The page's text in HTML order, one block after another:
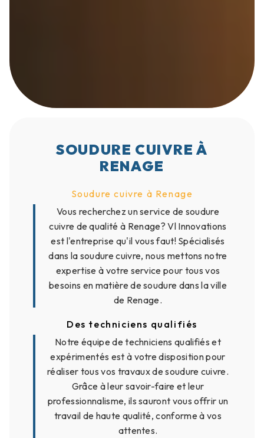
SOUDURE CUIVRE À
RENAGE
Soudure cuivre à Renage
Vous recherchez un service de soudure
cuivre de qualité à Renage? Vl Innovations
est l'entreprise qu'il vous faut! Spécialisés
dans la soudure cuivre, nous mettons notre
expertise à votre service pour tous vos
besoins en matière de soudure dans la ville
de Renage.
Des techniciens qualifiés
Notre équipe de techniciens qualifiés et
expérimentés est à votre disposition pour
réaliser tous vos travaux de soudure cuivre.
Grâce à leur savoir-faire et leur
professionnalisme, ils sauront vous offrir un
travail de haute qualité, conforme à vos
attentes.